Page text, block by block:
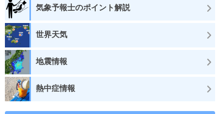
気象予報士のポイント解説
世界天気
地震情報
熱中症情報